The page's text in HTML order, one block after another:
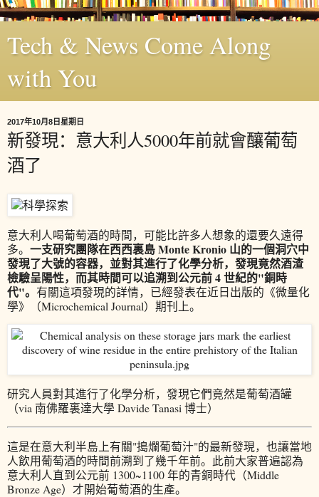
Tech & News Come Along
with You
2017年10月8日星期日
新發現：意大利人5000年前就會釀葡萄
酒了
意大利人喝葡萄酒的時間，可能比許多人想象的還要久遠得
多。 一支研究團隊在西西裏島 Monte Kronio 山的一個洞穴中
發現了大號的容器，並對其進行了化學分析，發現竟然酒渣
檢驗呈陽性，而其時間可以追溯到公元前 4 世紀的"銅時
代"。 有關這項發現的詳情，已經發表在近日出版的《微量化
學》（Microchemical Journal）期刊上。
研究人員對其進行了化學分析，發現它們竟然是葡萄酒罐
（via 南佛羅裏達大學 Davide Tanasi 博士）
這是在意大利半島上有關"搗爛葡萄汁"的最新發現，也讓當地
人飲用葡萄酒的時間前溯到了幾千年前。此前大家普遍認為
意大利人直到公元前 1300~1100 年的青銅時代（Middle
Bronze Age）才開始葡萄酒的生產。